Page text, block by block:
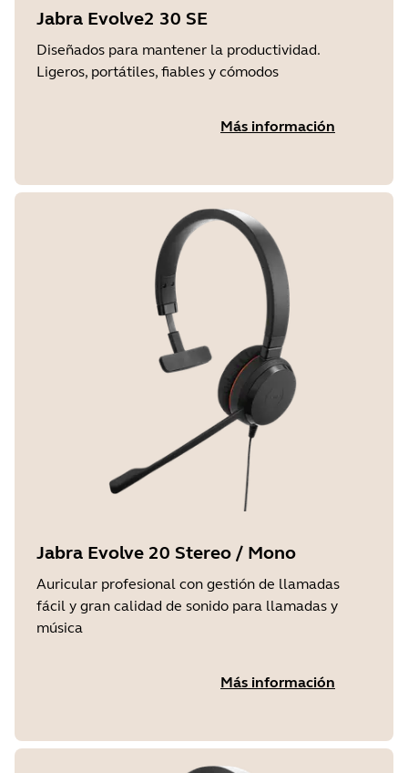
Jabra Evolve2 30 SE
Diseñados para mantener la productividad.
Ligeros, portátiles, fiables y cómodos
Más información
Jabra Evolve 20 Stereo / Mono
Auricular profesional con gestión de llamadas
fácil y gran calidad de sonido para llamadas y
música
Más información